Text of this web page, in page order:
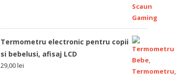
Termometru electronic pentru copii
si bebelusi, afisaj LCD
29,00lei